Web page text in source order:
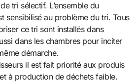
tri sélectif. L’ensemble du
sensibilisé au problème du tri. Tous
ce tri sont installés dans
dans les chambres pour inciter
démarche.
il est fait priorité aux produis
à production de déchets faible.